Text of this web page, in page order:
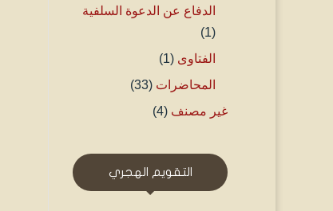
الدفاع عن الدعوة السلفية
(1)
الفتاوى (1)
المحاضرات (33)
غير مصنف (4)
التقويم الهجري